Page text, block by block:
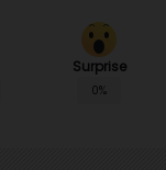
Surprise
0%